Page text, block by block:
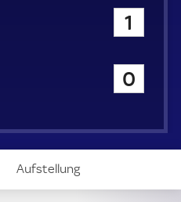
1
0
Aufstellung